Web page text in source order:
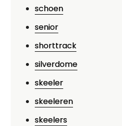
schoen
senior
shorttrack
silverdome
skeeler
skeeleren
skeelers